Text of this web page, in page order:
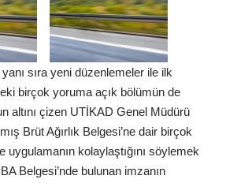
sıra yeni düzenlemeler ile ilk
birçok yoruma açık bölümün de
altını çizen UTİKAD Genel Müdürü
Brüt Ağırlık Belgesi’ne dair birçok
uygulamanın kolaylaştığını söylemek
Belgesi’nde bulunan imzanın